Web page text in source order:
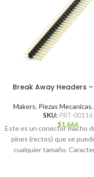
Break Away Headers
Makers, Piezas Mecanicas,
SKU: PRT-00116
$1.666
Este es un conector macho
pines (rectos) que se
cualquier tamaño.